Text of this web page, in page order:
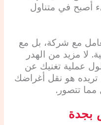
أصبح في متناول
مع شركة، بل مع
لا مزيد من الهدر
عملية تغنيك عن
تريده هو نقل أغراضك
مما تتصور.
بجدة